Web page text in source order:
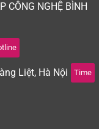
CÔNG NGHỆ BÌNH
Liệt, Hà Nội Time